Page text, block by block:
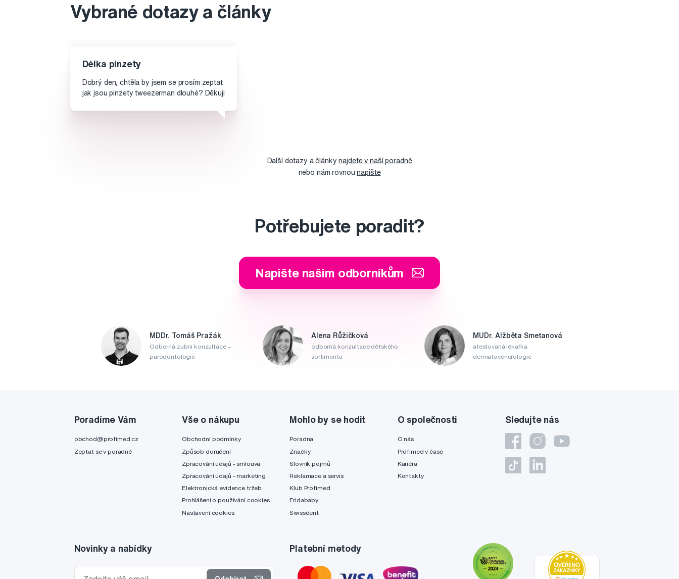
Vybrané dotazy a články
Délka pinzety
Dobrý den, chtěla by jsem se prosím zeptat
jak jsou pinzety tweezerman dlouhé? Děkuji
Další dotazy a článkynajdete v naší poradně
nebo nám rovnounapište
Potřebujete poradit?
Napište našim odborníkům
MDDr. Tomáš Pražák
Odborná zubní konzultace –
parodontologie
Alena Růžičková
odborná konzultace dětského
sortimentu
MUDr. Alžběta Smetanová
atestovaná lékařka
dermatovenerologie
Sledujte nás
Poradíme Vám
obchod@profimed.cz
Zeptat se v poradně
Vše o nákupu
Obchodní podmínky
Způsob doručení
Zpracování údajů - smlouva
Zpracování údajů - marketing
Elektronická evidence tržeb
Prohlášení o používání cookies
Nastavení cookies
Mohlo by se hodit
Poradna
Značky
Slovník pojmů
Reklamace a servis
Klub Profimed
Fridababy
Swissdent
O společnosti
O nás
Profimed v čase
Kariéra
Kontakty
Novinky a nabídky Platební metody